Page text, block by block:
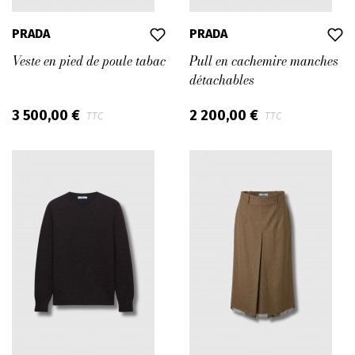
PRADA
Veste en pied de poule tabac
3 500,00 € TTC
PRADA
Pull en cachemire manches
détachables
2 200,00 € TTC